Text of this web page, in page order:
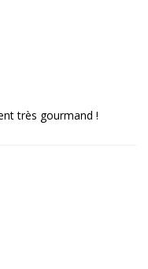
très gourmand !